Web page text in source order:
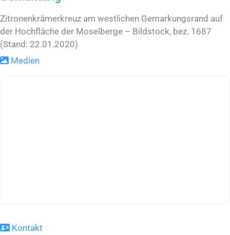
Zitronenkrämerkreuz am westlichen Gemarkungsrand auf
der Hochfläche der Moselberge – Bildstock, bez. 1687
(Stand: 22.01.2020)
Medien
Kontakt